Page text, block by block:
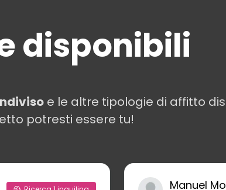
disponibili
e le altre tipologie di affitto
potresti essere tu!
Manuel